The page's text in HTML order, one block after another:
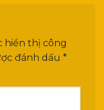
hiển thị công
đánh dấu *